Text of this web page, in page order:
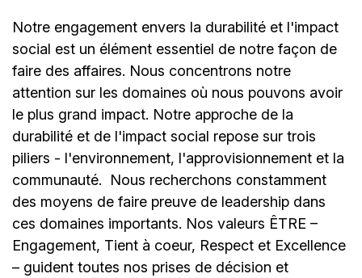
Notre engagement envers la durabilité et l'impact
social est un élément essentiel de notre façon de
faire des affaires. Nous concentrons notre
attention sur les domaines où nous pouvons avoir
le plus grand impact. Notre approche de la
durabilité et de l'impact social repose sur trois
piliers - l'environnement, l'approvisionnement et la
communauté.
Nous recherchons constamment
des moyens de faire preuve de leadership dans
ces domaines importants. Nos valeurs ÊTRE –
Engagement, Tient à coeur, Respect et Excellence
– guident toutes nos prises de décision et